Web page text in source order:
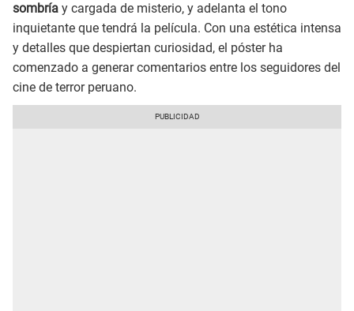
sombría y cargada de misterio, y adelanta el tono
inquietante que tendrá la película. Con una estética intensa
y detalles que despiertan curiosidad, el póster ha
comenzado a generar comentarios entre los seguidores del
cine de terror peruano.